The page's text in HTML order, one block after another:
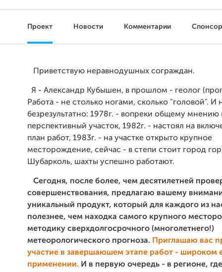
Проект Новости Комментарии
Приветствую неравнодушных сограждан.
Я - Александр Кубышен, в прошлом - геолог
Работа - не столько ногами, сколько "головой". И
безрезультатно: 1978г. - вопреки общему мнению
перспективный участок, 1982г. - настоял на
план работ, 1983г. - на участке открыто крупное
месторождение, сейчас - в степи стоит город
Шубарколь, шахты успешно работают.
Сегодня, после более, чем десятилетней
совершенствования, предлагаю вашему
уникальный продукт, который для каждого из
полезнее, чем находка самого крупного
методику сверхдолгосрочного (многолетнего!)
метеорологического прогноза. Приглашаю вас
участие в завершаюшем этапе работ - широком
применении. И в первую очередь - в регионе,